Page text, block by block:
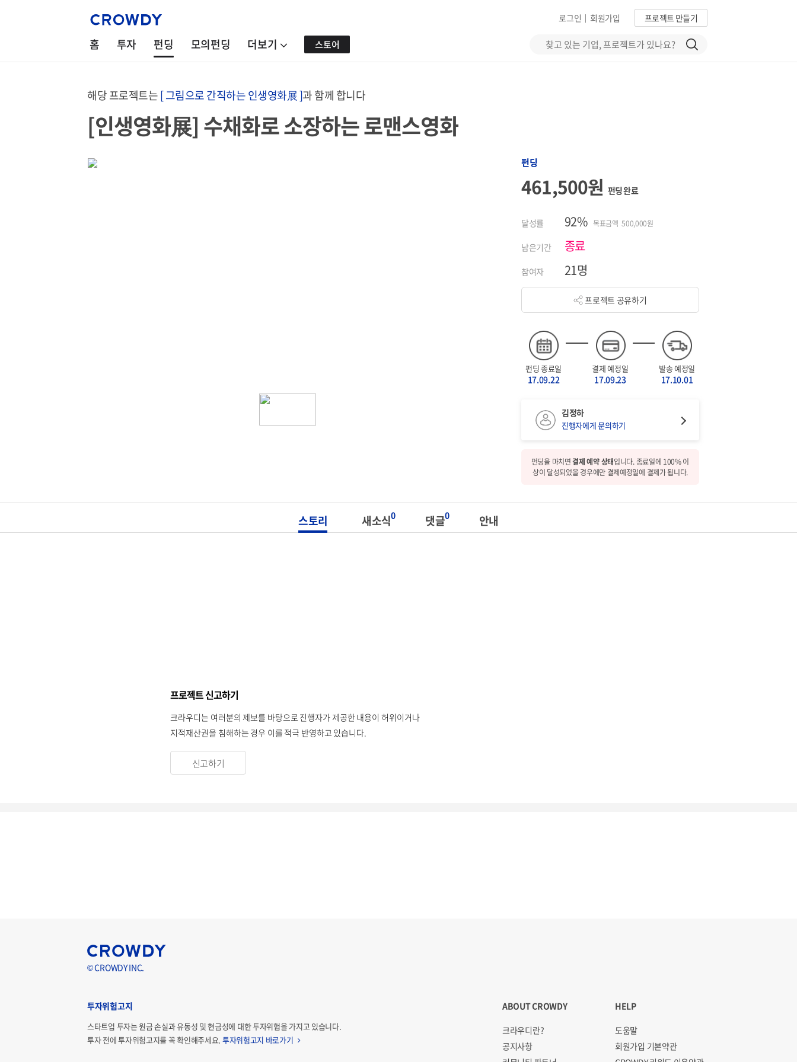
프로젝트 만들기
회원가입
|
로그인
홈 투자 펀딩 모의펀딩 더보기 스토어
해당 프로젝트는[ 그림으로 간직하는 인생영화展 ]과 함께 합니다
[인생영화展] 수채화로 소장하는 로맨스영화
펀딩
461,500원 펀딩 완료
달성률 92% 목표금액 500,000원
남은기간 종료
참여자 21명
프로젝트 공유하기
펀딩 종료일
17.09.22
결제 예정일
17.09.23
발송 예정일
17.10.01
김정하
진행자에게 문의하기
펀딩을 마치면결제 예약 상태입니다. 종료일에 100% 이
상이 달성되었을 경우에만 결제예정일에 결제가 됩니다.
스토리 새소식0 댓글0 안내
프로젝트 신고하기
크라우디는 여러분의 제보를 바탕으로 진행자가 제공한 내용이 허위이거나
지적재산권을 침해하는 경우 이를 적극 반영하고 있습니다.
신고하기
© CROWDY INC.
ABOUT CROWDY
크라우디란?
공지사항
HELP
도움말
회원가입 기본약관
투자위험고지
스타트업 투자는 원금 손실과 유동성 및 현금성에 대한 투자위험을 가지고 있습니다.
투자 전에 투자위험고지를 꼭 확인해주세요. 투자위험고지 바로가기